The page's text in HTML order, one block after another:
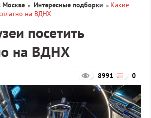
Москве » Интересные подборки » Какие
на ВДНХ
посетить
на ВДНХ
0
8991